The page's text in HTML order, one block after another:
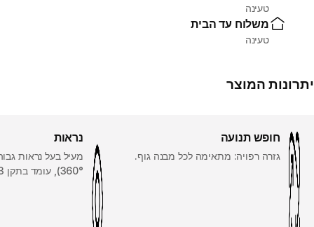
טעינה
משלוח עד הבית
טעינה
יתרונות המוצר
חופש תנועה
גזרה רפויה: מתאימה לכל מבנה גוף.
נראות
מעיל בעל נראות
360°), עומד בתקן EN11353.